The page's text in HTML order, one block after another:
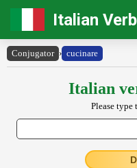
Italian
Conjugator › cucinare
Italian
Please type